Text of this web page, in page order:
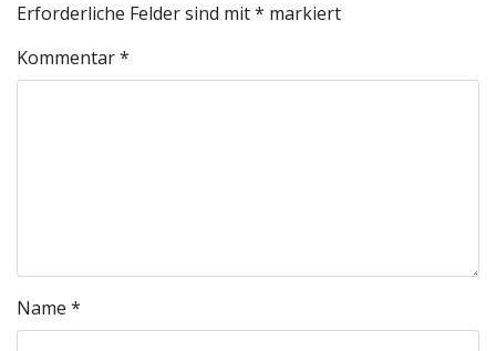
Erforderliche Felder sind mit* markiert
Kommentar*
Name *